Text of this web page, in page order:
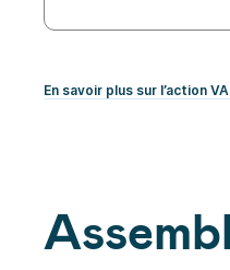
En savoir plus sur l’action